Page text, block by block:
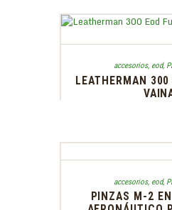
accesorios, eod,
LEATHERMAN
accesorios, eod,
PINZAS M-2